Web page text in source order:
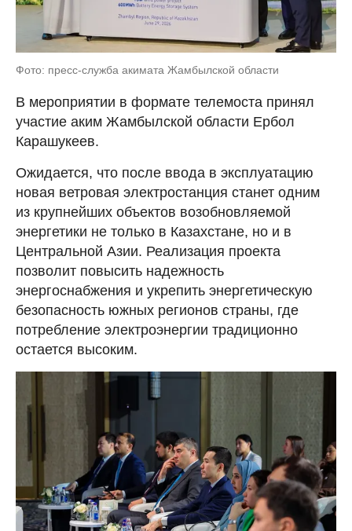
Фото: пресс-служба акимата Жамбылской области
В мероприятии в формате телемоста принял
участие аким Жамбылской области Ербол
Карашукеев.
Ожидается, что после ввода в эксплуатацию
новая ветровая электростанция станет одним
из крупнейших объектов возобновляемой
энергетики не только в Казахстане, но и в
Центральной Азии. Реализация проекта
позволит повысить надежность
энергоснабжения и укрепить энергетическую
безопасность южных регионов страны, где
потребление электроэнергии традиционно
остается высоким.